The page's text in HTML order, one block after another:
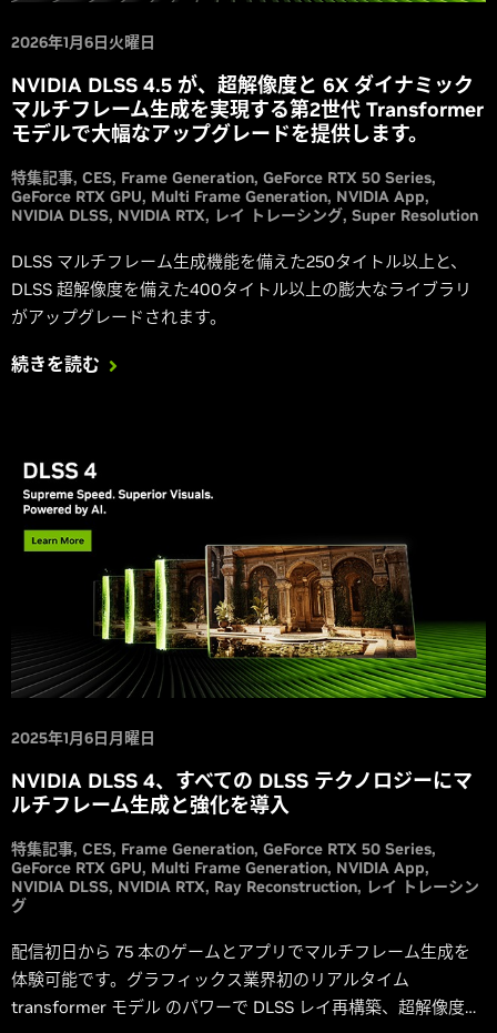
2026年1月6日火曜日
NVIDIA DLSS 4.5 が、超解像度と 6X ダイナミック
マルチフレーム生成を実現する第2世代 Transformer
モデルで大幅なアップグレードを提供します。
特集記事 CES Frame Generation GeForce RTX 50 Series
GeForce RTX GPU Multi Frame Generation NVIDIA App
NVIDIA DLSS NVIDIA RTX レイ トレーシング Super Resolution
DLSS マルチフレーム生成機能を備えた250タイトル以上と、
DLSS 超解像度を備えた400タイトル以上の膨大なライブラリ
がアップグレードされます。
続きを読む
2025年1月6日月曜日
NVIDIA DLSS 4、すべての DLSS テクノロジーにマ
ルチフレーム生成と強化を導入
特集記事 CES Frame Generation GeForce RTX 50 Series
GeForce RTX GPU Multi Frame Generation NVIDIA App
NVIDIA DLSS NVIDIA RTX Ray Reconstruction レイ トレーシン
グ
配信初日から 75 本のゲームとアプリでマルチフレーム生成を
体験可能です。グラフィックス業界初のリアルタイム
transformer モデル のパワーで DLSS レイ再構築、超解像度、